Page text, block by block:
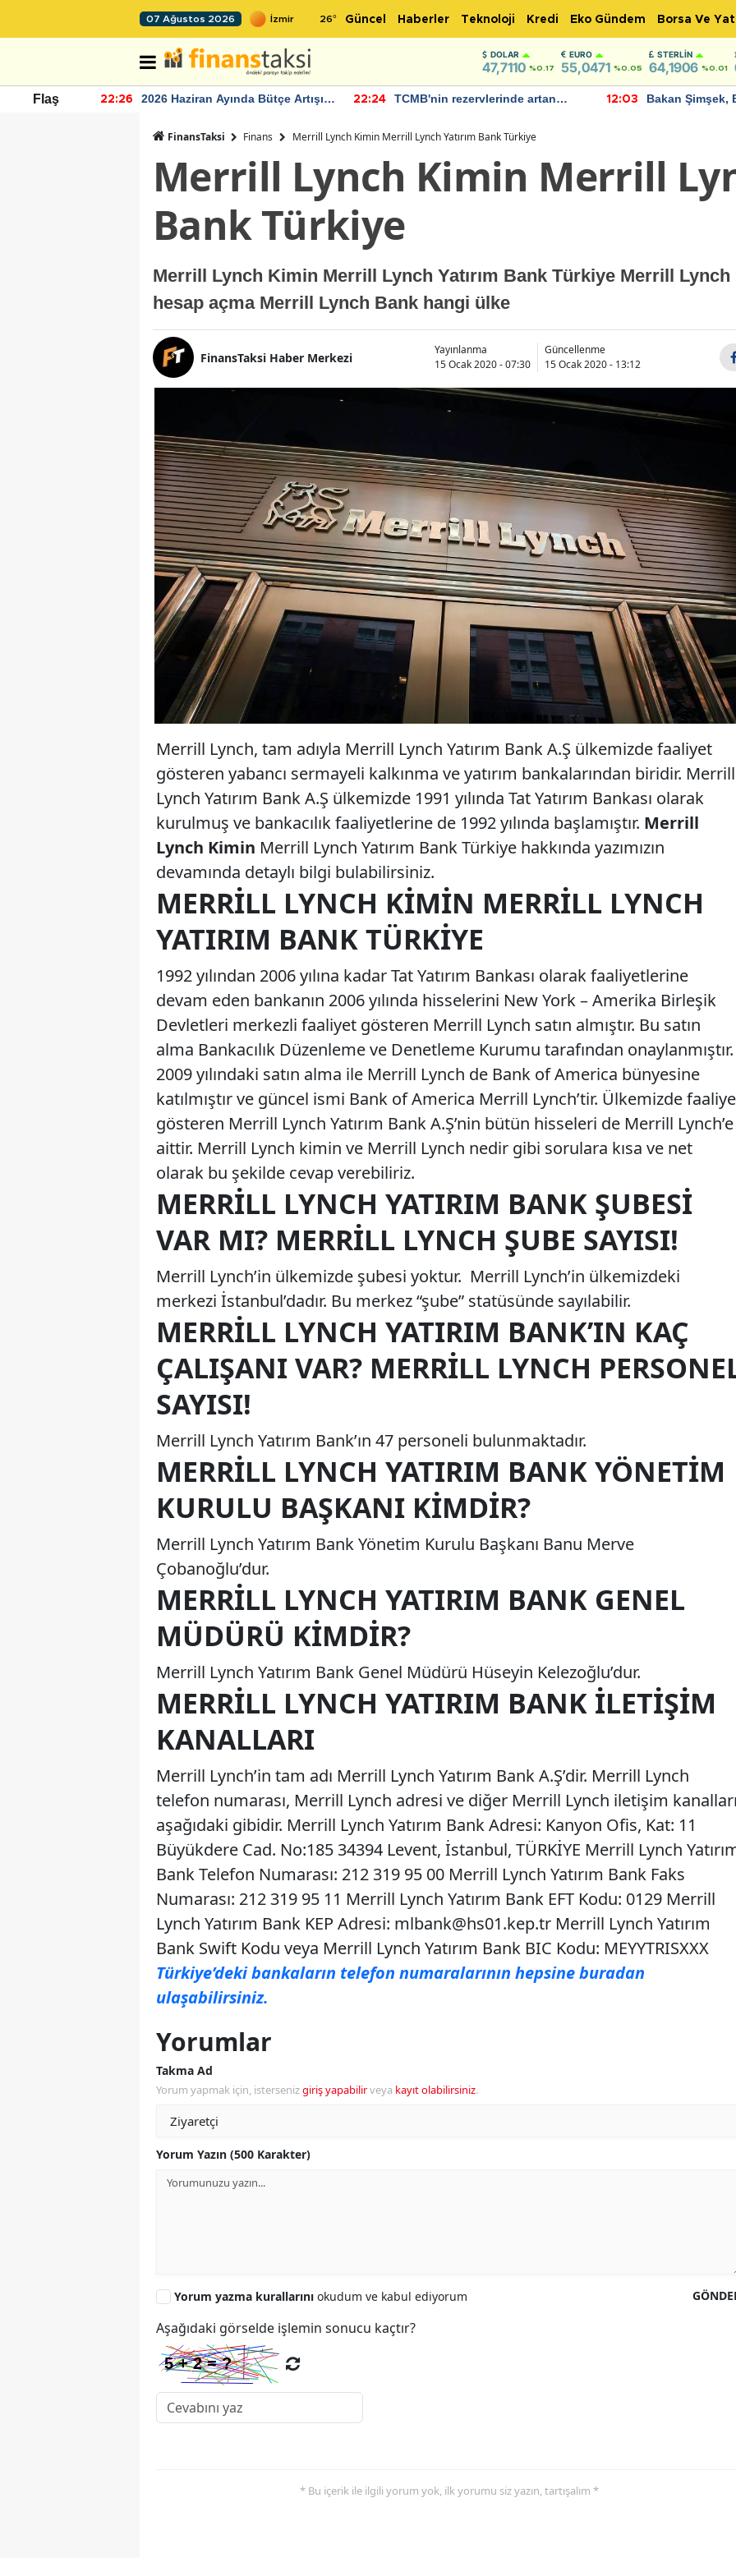
07 Ağustos 2026 26° Güncel Haberler Teknoloji Kredi Eko Gündem Borsa Ve
DOLAR
47,7110 %0.17
EURO
55,0471 %0.05
STERLIN
64,1906 %0.01
Flaş 22:26
2026 Haziran Ayında Bütçe Artışı
22:24
TCMB'nin rezervlerinde artan
12:03
Bakan Şimşek,
FinansTaksi Finans Merrill Lynch Kimin Merrill Lynch Yatırım Bank Türkiye
Merrill Lynch Kimin Merrill
Bank Türkiye
Merrill Lynch Kimin Merrill Lynch Yatırım Bank Türkiye Merrill
hesap açma Merrill Lynch Bank hangi ülke
FinansTaksi Haber Merkezi
Yayınlanma
15 Ocak 2020 - 07:30
Güncellenme
15 Ocak 2020 - 13:12
Merrill Lynch, tam adıyla Merrill Lynch Yatırım Bank A.Ş ülkemizde faaliyet
gösteren yabancı sermayeli kalkınma ve yatırım bankalarından biridir. Merrill
Lynch Yatırım Bank A.Ş ülkemizde 1991 yılında Tat Yatırım Bankası olarak
kurulmuş ve bankacılık faaliyetlerine de 1992 yılında başlamıştır. Merrill
Lynch Kimin Merrill Lynch Yatırım Bank Türkiye hakkında yazımızın
devamında detaylı bilgi bulabilirsiniz.
MERRILL LYNCH KIMIN MERRILL LYNCH
YATIRIM BANK TÜRKIYE
1992 yılından 2006 yılına kadar Tat Yatırım Bankası olarak faaliyetlerine
devam eden bankanın 2006 yılında hisselerini New York – Amerika Birleşik
Devletleri merkezli faaliyet gösteren Merrill Lynch satın almıştır. Bu satın
alma Bankacılık Düzenleme ve Denetleme Kurumu tarafından onaylanmıştır.
2009 yılındaki satın alma ile Merrill Lynch de Bank of America bünyesine
katılmıştır ve güncel ismi Bank of America Merrill Lynch’tir. Ülkemizde
gösteren Merrill Lynch Yatırım Bank A.Ş’nin bütün hisseleri de Merrill Lynch’e
aittir. Merrill Lynch kimin ve Merrill Lynch nedir gibi sorulara kısa ve net
olarak bu şekilde cevap verebiliriz.
MERRILL LYNCH YATIRIM BANK ŞUBESI
VAR MI? MERRILL LYNCH ŞUBE SAYISI!
Merrill Lynch’in ülkemizde şubesi yoktur. Merrill Lynch’in ülkemizdeki
merkezi İstanbul’dadır. Bu merkez “şube” statüsünde sayılabilir.
MERRILL LYNCH YATIRIM BANK’IN KAÇ
ÇALIŞANI VAR? MERRILL LYNCH
SAYISI!
Merrill Lynch Yatırım Bank’ın 47 personeli bulunmaktadır.
MERRILL LYNCH YATIRIM BANK YÖNETIM
KURULU BAŞKANI KIMDIR?
Merrill Lynch Yatırım Bank Yönetim Kurulu Başkanı Banu Merve
Çobanoğlu’dur.
MERRILL LYNCH YATIRIM BANK GENEL
MÜDÜRÜ KIMDIR?
Merrill Lynch Yatırım Bank Genel Müdürü Hüseyin Kelezoğlu’dur.
MERRILL LYNCH YATIRIM BANK İLETIŞIM
KANALLARI
Merrill Lynch’in tam adı Merrill Lynch Yatırım Bank A.Ş’dir. Merrill Lynch
telefon numarası, Merrill Lynch adresi ve diğer Merrill Lynch iletişim
aşağıdaki gibidir. Merrill Lynch Yatırım Bank Adresi: Kanyon Ofis, Kat: 11
Büyükdere Cad. No:185 34394 Levent, İstanbul, TÜRKİYE Merrill Lynch
Bank Telefon Numarası: 212 319 95 00 Merrill Lynch Yatırım Bank Faks
Numarası: 212 319 95 11 Merrill Lynch Yatırım Bank EFT Kodu: 0129 Merrill
Lynch Yatırım Bank KEP Adresi: mlbank@hs01.kep.tr Merrill Lynch Yatırım
Bank Swift Kodu veya Merrill Lynch Yatırım Bank BIC Kodu: MEYYTRISXXX
Türkiye’deki bankaların telefon numaralarının hepsine buradan
ulaşabilirsiniz.
Yorumlar
Takma Ad
Yorum yapmak için, istersenizgiriş yapabilirveya kayıt olabilirsiniz.
Yorum Yazın (500 Karakter)
Yorum yazma kurallarını okudum ve kabul ediyorum
Aşağıdaki görselde işlemin sonucu kaçtır?
* Bu içerik ile ilgili yorum yok, ilk yorumu siz yazın, tartışalım *